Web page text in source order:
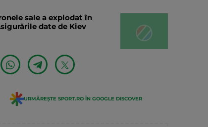
sale a explodat în
date de Kiev
URMĂREȘTE SPORT.RO ÎN GOOGLE DISCOVER